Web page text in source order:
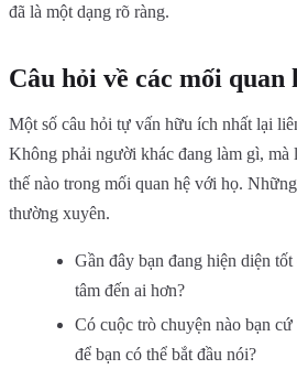
đã là một dạng rõ ràng.
Câu hỏi về các mối quan
Một số câu hỏi tự vấn hữu ích nhất lại
Không phải người khác đang làm gì, mà
thế nào trong mối quan hệ với họ.
thường xuyên.
Gần đây bạn đang hiện diện
tâm đến ai hơn?
Có cuộc trò chuyện nào bạn
để bạn có thể bắt đầu nói?